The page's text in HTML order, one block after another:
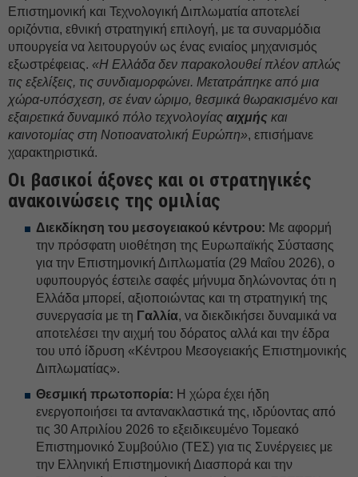
Επιστημονική και Τεχνολογική Διπλωματία αποτελεί
οριζόντια, εθνική στρατηγική επιλογή, με τα συναρμόδια
υπουργεία να λειτουργούν ως ένας ενιαίος μηχανισμός
εξωστρέφειας. «Η Ελλάδα δεν παρακολουθεί πλέον απλώς
τις εξελίξεις, τις συνδιαμορφώνει. Μετατράπηκε από μια
χώρα-υπόσχεση, σε έναν ώριμο, θεσμικά θωρακισμένο και
εξαιρετικά δυναμικό πόλο τεχνολογίας αιχμής και
καινοτομίας στη Νοτιοανατολική Ευρώπη», επισήμανε
χαρακτηριστικά.
Οι βασικοί άξονες και οι στρατηγικές
ανακοινώσεις της ομιλίας
Διεκδίκηση του μεσογειακού κέντρου: Με αφορμή
την πρόσφατη υιοθέτηση της Ευρωπαϊκής Σύστασης
για την Επιστημονική Διπλωματία (29 Μαΐου 2026), ο
υφυπουργός έστειλε σαφές μήνυμα δηλώνοντας ότι η
Ελλάδα μπορεί, αξιοποιώντας και τη στρατηγική της
συνεργασία με τη Γαλλία, να διεκδικήσει δυναμικά να
αποτελέσει την αιχμή του δόρατος αλλά και την έδρα
του υπό ίδρυση «Κέντρου Μεσογειακής Επιστημονικής
Διπλωματίας».
Θεσμική πρωτοπορία: Η χώρα έχει ήδη
ενεργοποιήσει τα αντανακλαστικά της, ιδρύοντας από
τις 30 Απριλίου 2026 το εξειδικευμένο Τομεακό
Επιστημονικό Συμβούλιο (ΤΕΣ) για τις Συνέργειες με
την Ελληνική Επιστημονική Διασπορά και την